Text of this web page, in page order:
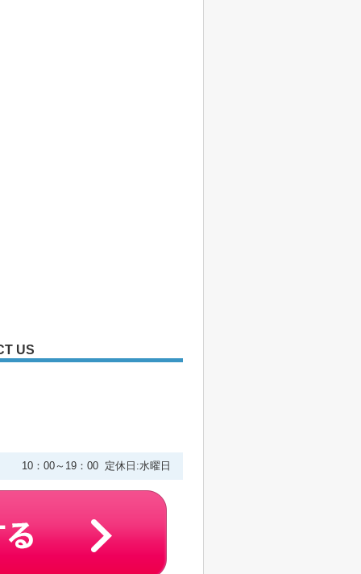
US
10：00～19：00 定休日:水曜日